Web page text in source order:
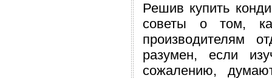
Решив купить
советы о том,
производителям
разумен, если
сожалению,